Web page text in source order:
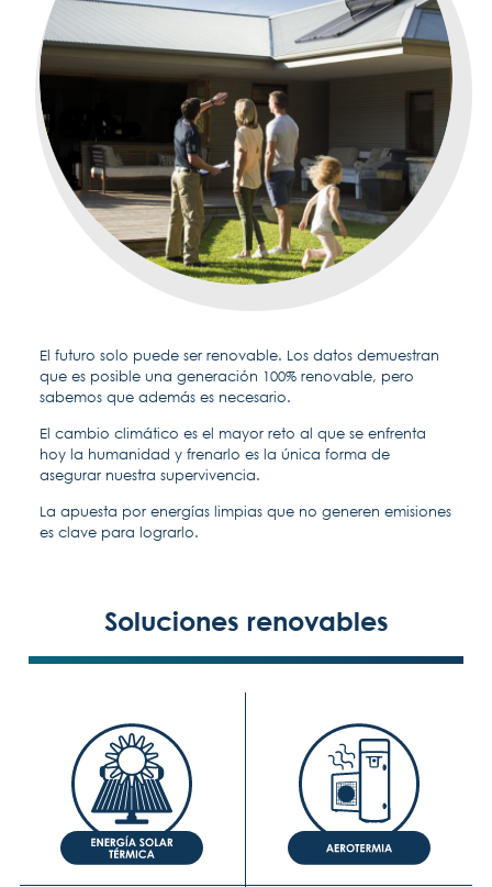
El futuro solo puede ser renovable. Los datos demuestran
que es posible una generación 100% renovable, pero
sabemos que además es necesario.
El cambio climático es el mayor reto al que se enfrenta
hoy la humanidad y frenarlo es la única forma de
asegurar nuestra supervivencia.
La apuesta por energías limpias que no generen emisiones
es clave para lograrlo.
Soluciones renovables